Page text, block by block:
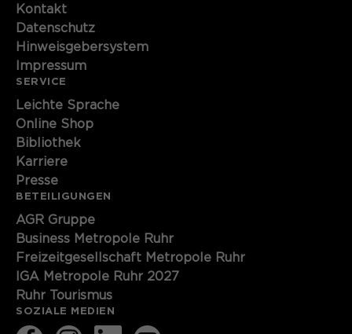
Kontakt
Datenschutz
Hinweisgebersystem
Impressum
SERVICE
Leichte Sprache
Online Shop
Bibliothek
Karriere
Presse
BETEILIGUNGEN
AGR Gruppe
Business Metropole Ruhr
Freizeitgesellschaft Metropole Ruhr
IGA Metropole Ruhr 2027
Ruhr Tourismus
SOZIALE MEDIEN